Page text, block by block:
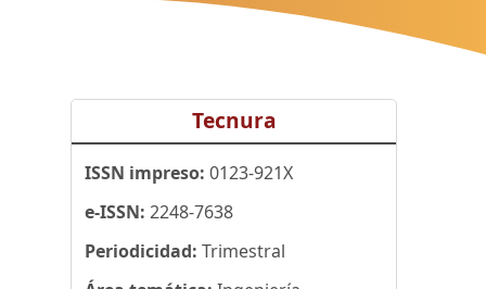
Tecnura
ISSN impreso: 0123-921X
e-ISSN: 2248-7638
Periodicidad: Trimestral